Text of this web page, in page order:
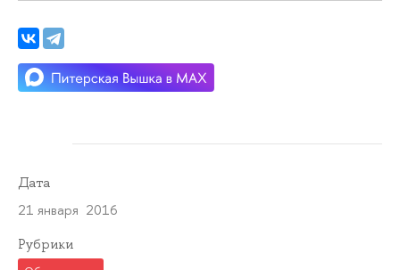
Дата
21 января 2016
Рубрики